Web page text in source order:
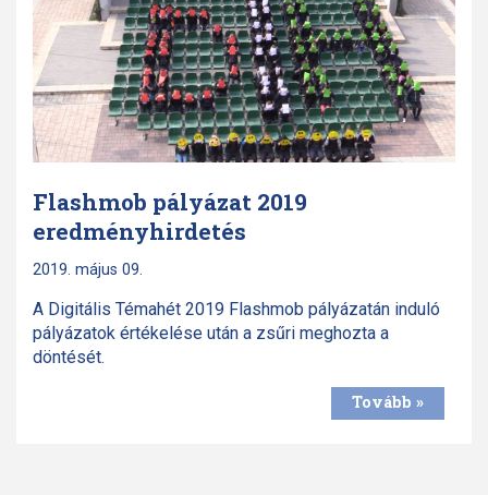
Flashmob pályázat 2019
eredményhirdetés
2019. május 09.
A Digitális Témahét 2019 Flashmob pályázatán induló
pályázatok értékelése után a zsűri meghozta a
döntését.
Tovább »